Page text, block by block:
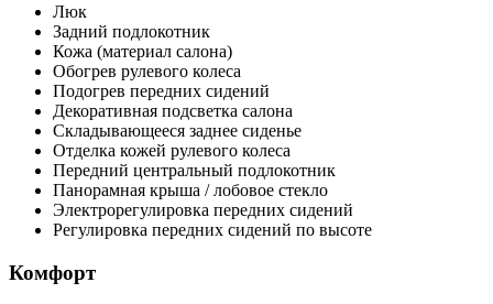
Люк
Задний подлокотник
Кожа (материал салона)
Обогрев рулевого колеса
Подогрев передних сидений
Декоративная подсветка салона
Складывающееся заднее сиденье
Отделка кожей рулевого колеса
Передний центральный подлокотник
Панорамная крыша / лобовое стекло
Электрорегулировка передних сидений
Регулировка передних сидений по высоте
Комфорт